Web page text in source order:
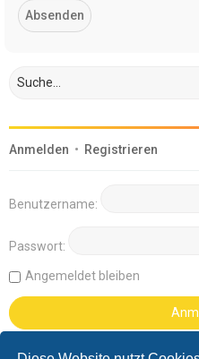
Anmelden • Registrieren
Benutzername:
Passwort:
Angemeldet bleiben